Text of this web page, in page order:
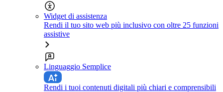
Widget di assistenza
Rendi il tuo sito web più inclusivo con oltre 25 funzioni
assistive
Linguaggio Semplice
Rendi i tuoi contenuti digitali più chiari e comprensibili